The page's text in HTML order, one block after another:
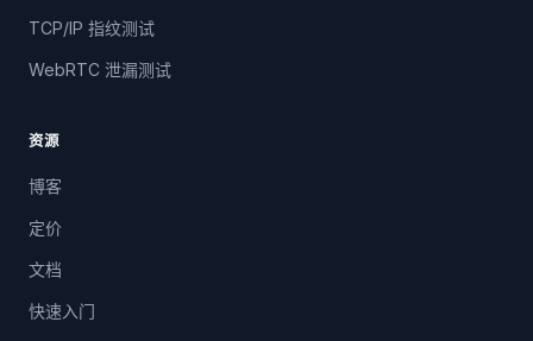
TCP/IP 指纹测试
WebRTC 泄漏测试
资源
博客
定价
文档
快速入门